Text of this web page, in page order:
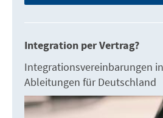
Integration per Vertrag?
Integrationsvereinbarungen
Ableitungen für Deutschland